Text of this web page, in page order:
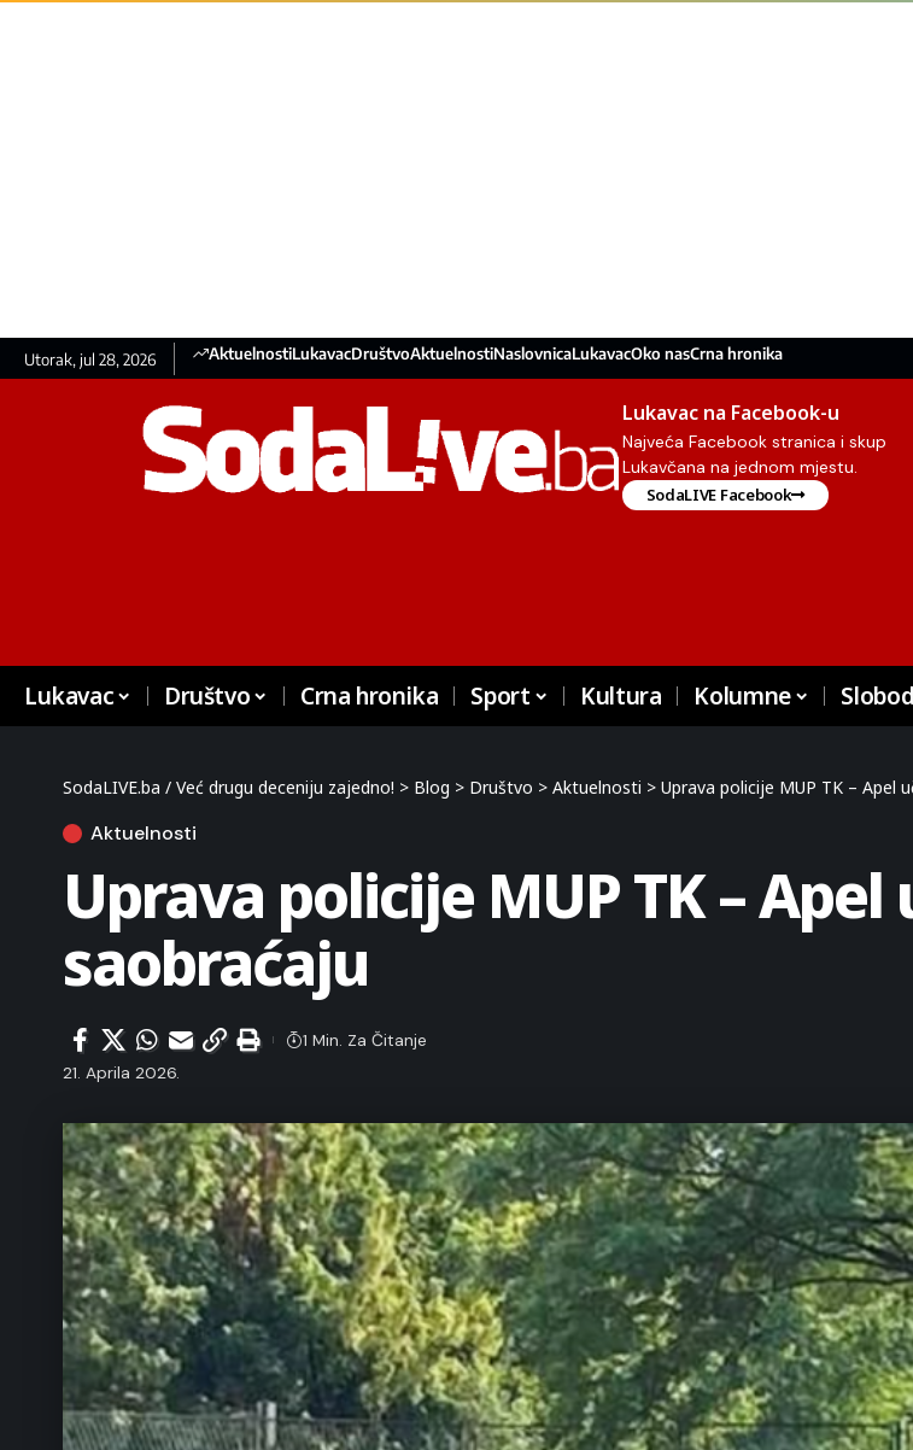
Utorak, jul 28, 2026 AktuelnostiLukavacDruštvoAktuelnostiNaslovnicaLukavacOko nasCrna hronika
Lukavac na Facebook-u
Najveća Facebook stranica i skup
Lukavčana na jednom mjestu.
SodaLIVE Facebook
Lukavac Društvo Crna hronika Sport Kultura Kolumne
SodaLIVE.ba / Već drugu deceniju zajedno! > Blog > Društvo > Aktuelnosti > Uprava policije MUP TK – Apel
Aktuelnosti
Uprava policije MUP TK –
saobraćaju
21. Aprila 2026.
1 Min. Za Čitanje